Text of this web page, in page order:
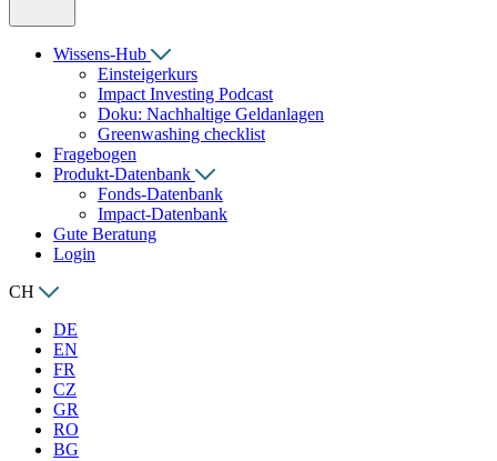
Wissens-Hub
Einsteigerkurs
Impact Investing Podcast
Doku: Nachhaltige Geldanlagen
Greenwashing checklist
Fragebogen
Produkt-Datenbank
Fonds-Datenbank
Impact-Datenbank
Gute Beratung
Login
CH
DE
EN
FR
CZ
GR
RO
BG